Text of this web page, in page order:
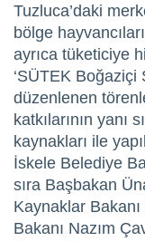
Tuzluca’daki
bölge
ayrıca tüketiciye
‘SÜTEK Boğaziçi
düzenlenen
katkılarının yanı
kaynakları ile
İskele Belediye
sıra Başbakan
Kaynaklar
Bakanı Nazım